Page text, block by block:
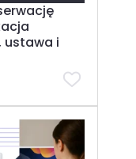
ustawa i